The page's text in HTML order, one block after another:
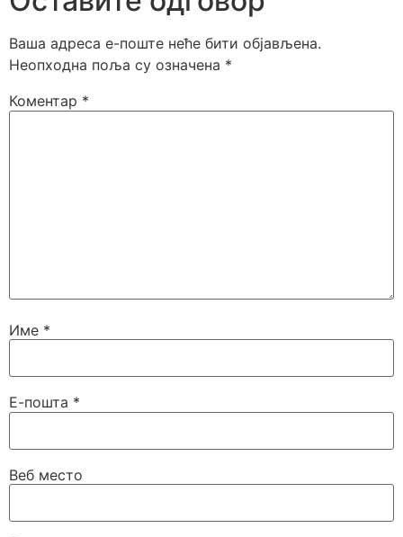
Ваша адреса е-поште неће бити објављена.
Неопходна поља су означена *
Коментар *
Име *
Е-пошта *
Веб место